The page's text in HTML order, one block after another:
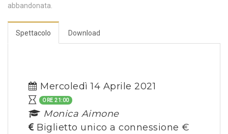
abbandonata.
Spettacolo Download
Mercoledì 14 Aprile 2021
ORE 21:00
Monica Aimone
Biglietto unico a connessione €